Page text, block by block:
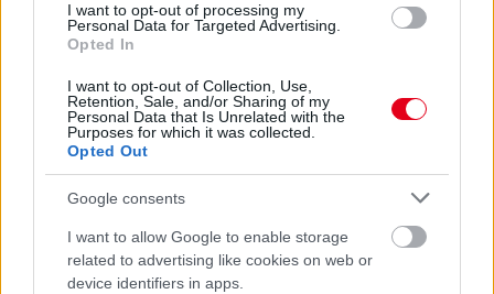
I want to opt-out of processing my
Personal Data for Targeted Advertising.
Opted In
I want to opt-out of Collection, Use,
Retention, Sale, and/or Sharing of my
Personal Data that Is Unrelated with the
Purposes for which it was collected.
Opted Out
Google consents
I want to allow Google to enable storage
related to advertising like cookies on web or
device identifiers in apps.
Hallgasd meg a Formula Podcast
legfrissebb adását!